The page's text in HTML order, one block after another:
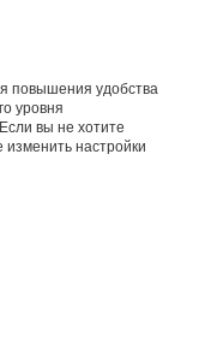
повышения удобства
уровня
вы не хотите
настройки